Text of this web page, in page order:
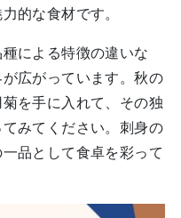
的な食材です。
による特徴の違いな
広がっています。秋の
を手に入れて、その独
みてください。刺身の
品として食卓を彩って